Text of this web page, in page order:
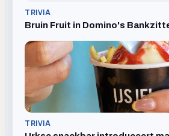
TRIVIA
Bruin Fruit in Domino's
TRIVIA